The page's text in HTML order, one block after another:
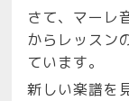
さて、マーレ
からレッスン
ています。
新しい楽譜を